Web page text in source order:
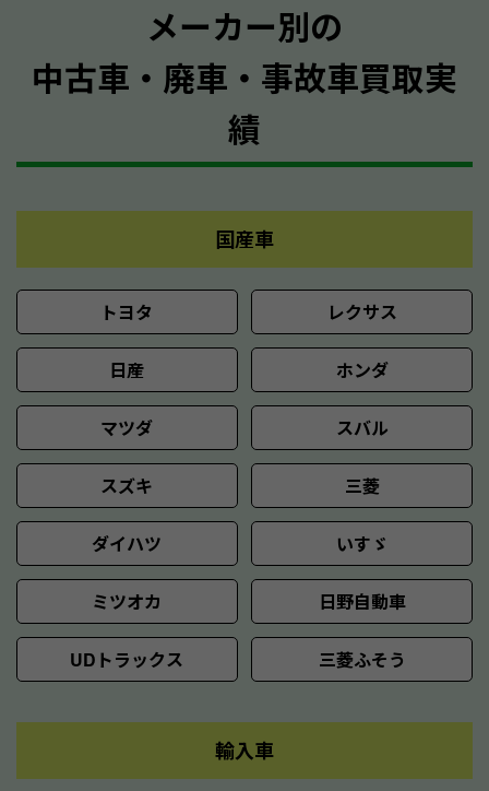
メーカー別の
中古車・廃車・事故車買取実
績
国産車
トヨタ レクサス
日産 ホンダ
マツダ スバル
スズキ 三菱
ダイハツ いすゞ
ミツオカ 日野自動車
UDトラックス 三菱ふそう
輸入車